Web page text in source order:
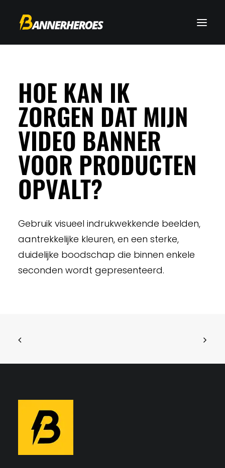
HOE KAN IK
ZORGEN DAT MIJN
VIDEO BANNER
VOOR PRODUCTEN
OPVALT?
Gebruik visueel indrukwekkende beelden,
aantrekkelijke kleuren, en een sterke,
duidelijke boodschap die binnen enkele
seconden wordt gepresenteerd.